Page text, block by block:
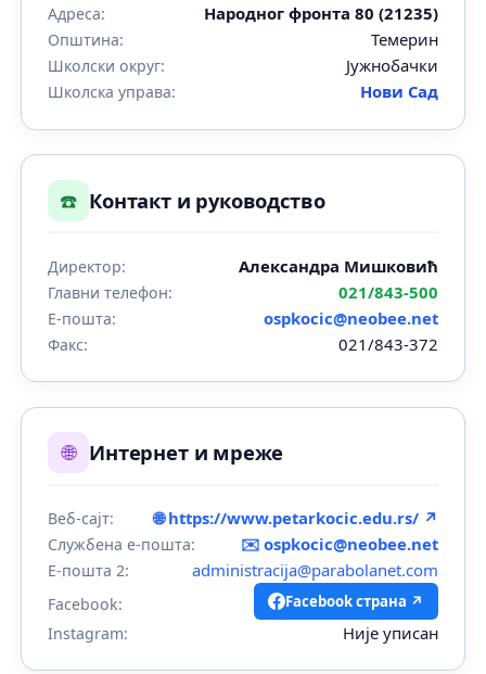
Адреса: Народног фронта 80 (21235)
Општина: Темерин
Школски округ: Јужнобачки
Школска управа: Нови Сад
☎️ Контакт и руководство
Директор: Александра Мишковић
Главни телефон: 021/843-500
Е-пошта: ospkocic@neobee.net
Факс: 021/843-372
🌐 Интернет и мреже
Веб-сајт: 🌐 https://www.petarkocic.edu.rs/ ↗
Службена е-пошта: ✉️ ospkocic@neobee.net
Е-пошта 2: administracija@parabolanet.com
Facebook: Facebook страна ↗
Instagram: Није уписан